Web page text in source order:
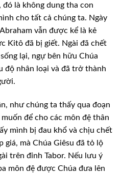
đó là không dung tha con
cho tất cả chúng ta. Ngày
vẫn được kể là kẻ
Kitô đã bị giết. Ngài đã chết
lại, ngự bên hữu Chúa
độ nhân loại và đã trở thành
như chúng ta thấy qua đoạn
để cho các môn đệ thân
mình bị đau khổ và chịu chết
giá, mà Chúa Giêsu đã tỏ lộ
trên đỉnh Tabor. Nếu lưu ý
môn đệ được Chúa đưa lên